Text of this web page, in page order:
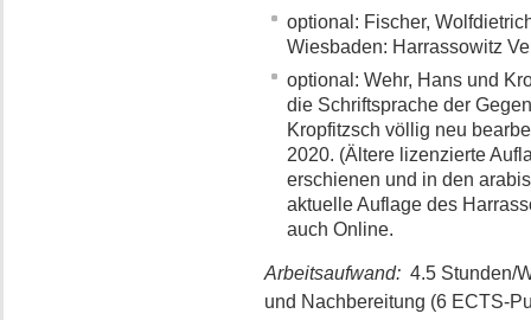
optional: Fischer,
Wiesbaden: Harrassowitz
optional: Wehr, Hans und
die Schriftsprache der
Kropfitzsch völlig neu
2020. (Ältere lizenzierte
erschienen und in den
aktuelle Auflage des
auch Online.
Arbeitsaufwand:4.5 Stunden/
und Nachbereitung (6 ECTS-